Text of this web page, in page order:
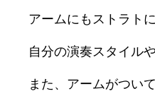
アームにもストラト
自分の演奏スタイル
また、アームがつい